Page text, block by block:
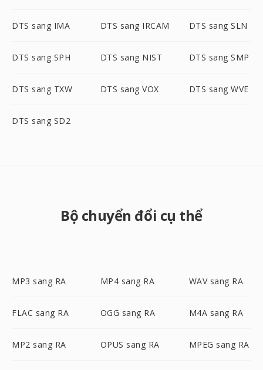
DTS sang IMA DTS sang IRCAM DTS sang SLN
DTS sang SPH DTS sang NIST DTS sang SMP
DTS sang TXW DTS sang VOX DTS sang WVE
DTS sang SD2
Bộ chuyển đổi cụ thể
MP3 sang RA MP4 sang RA WAV sang RA
FLAC sang RA OGG sang RA M4A sang RA
MP2 sang RA OPUS sang RA MPEG sang RA